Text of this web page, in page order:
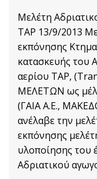
Μελέτη
TAP 13/9/2013
εκπόνησης
κατασκευής του
αερίου ΤΑP,
ΜΕΛΕΤΩΝ ως
(ΓΑΙΑ Α.Ε.,
ανέλαβε την
εκπόνησης
υλοποίησης του
Αδριατικού